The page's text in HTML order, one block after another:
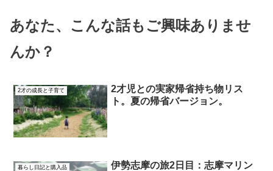
あなた、こんな話もご興味ありませ
んか？
2才の成長と子育て
2才児との実家帰省持ち物リス
ト。夏の帰省バージョン。
暮らし日記と購入品
伊勢志摩の旅2日目：志摩マリン